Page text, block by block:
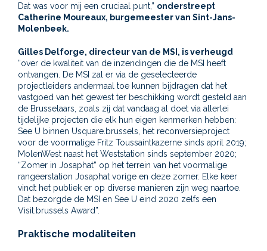
Dat was voor mij een cruciaal punt,” onderstreept
Catherine Moureaux, burgemeester van Sint-Jans-
Molenbeek.
Gilles Delforge, directeur van de MSI, is verheugd
“over de kwaliteit van de inzendingen die de MSI heeft
ontvangen. De MSI zal er via de geselecteerde
projectleiders andermaal toe kunnen bijdragen dat het
vastgoed van het gewest ter beschikking wordt gesteld aan
de Brusselaars, zoals zij dat vandaag al doet via allerlei
tijdelijke projecten die elk hun eigen kenmerken hebben:
See U binnen Usquare.brussels, het reconversieproject
voor de voormalige Fritz Toussaintkazerne sinds april 2019;
MolenWest naast het Weststation sinds september 2020;
“Zomer in Josaphat” op het terrein van het voormalige
rangeerstation Josaphat vorige en deze zomer. Elke keer
vindt het publiek er op diverse manieren zijn weg naartoe.
Dat bezorgde de MSI en See U eind 2020 zelfs een
Visit.brussels Award”.
Praktische modaliteiten